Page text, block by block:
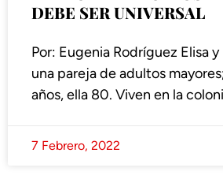
DEBE SER UNIVERSAL
Por: Eugenia Rodríguez Elisa
una pareja de adultos
años, ella 80. Viven en la
7 Febrero, 2022